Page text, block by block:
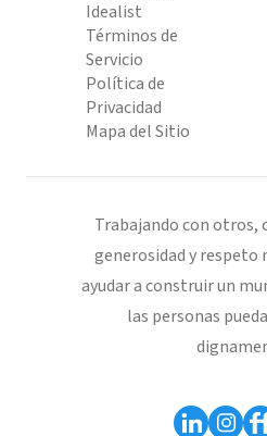
Idealist
Términos de
Servicio
Política de
Privacidad
Mapa del Sitio
Trabajando con otros,
generosidad y respeto
ayudar a construir un
las personas